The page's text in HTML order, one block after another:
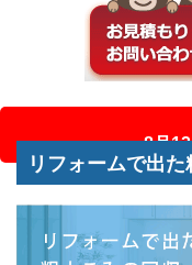
8月
リフォームで出